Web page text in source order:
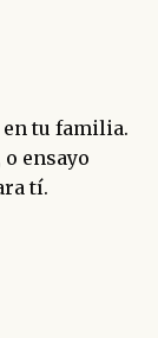
tu familia.
ensayo
tí.